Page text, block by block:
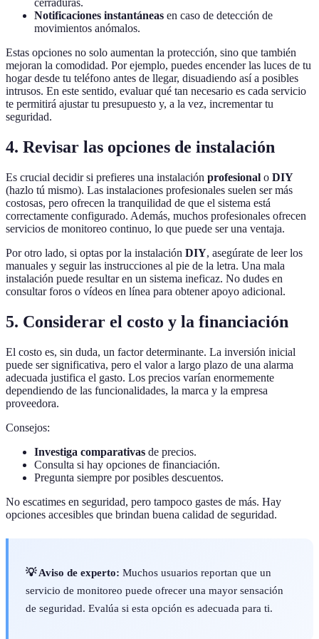
cerraduras.
Notificaciones instantáneas en caso de detección de
movimientos anómalos.
Estas opciones no solo aumentan la protección, sino que también
mejoran la comodidad. Por ejemplo, puedes encender las luces de tu
hogar desde tu teléfono antes de llegar, disuadiendo así a posibles
intrusos. En este sentido, evaluar qué tan necesario es cada servicio
te permitirá ajustar tu presupuesto y, a la vez, incrementar tu
seguridad.
4. Revisar las opciones de instalación
Es crucial decidir si prefieres una instalación profesional o DIY
(hazlo tú mismo). Las instalaciones profesionales suelen ser más
costosas, pero ofrecen la tranquilidad de que el sistema está
correctamente configurado. Además, muchos profesionales ofrecen
servicios de monitoreo continuo, lo que puede ser una ventaja.
Por otro lado, si optas por la instalación DIY, asegúrate de leer los
manuales y seguir las instrucciones al pie de la letra. Una mala
instalación puede resultar en un sistema ineficaz. No dudes en
consultar foros o vídeos en línea para obtener apoyo adicional.
5. Considerar el costo y la financiación
El costo es, sin duda, un factor determinante. La inversión inicial
puede ser significativa, pero el valor a largo plazo de una alarma
adecuada justifica el gasto. Los precios varían enormemente
dependiendo de las funcionalidades, la marca y la empresa
proveedora.
Consejos:
Investiga comparativas de precios.
Consulta si hay opciones de financiación.
Pregunta siempre por posibles descuentos.
No escatimes en seguridad, pero tampoco gastes de más. Hay
opciones accesibles que brindan buena calidad de seguridad.
💡 Aviso de experto: Muchos usuarios reportan que un
servicio de monitoreo puede ofrecer una mayor sensación
de seguridad. Evalúa si esta opción es adecuada para ti.